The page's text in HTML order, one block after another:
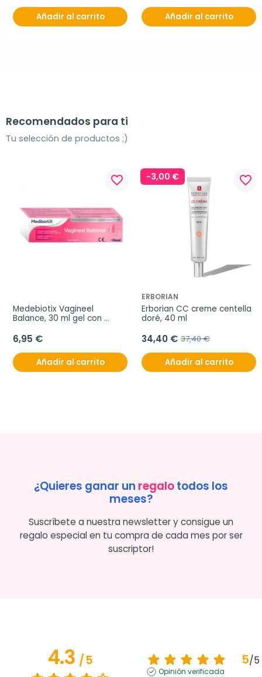
Añadir al carrito Añadir al carrito
Recomendados para ti
Tu selección de productos ;)
favorite_border
Medebiotix Vagineel
Balance, 30 ml gel con
6,95 €
Añadir al carrito
-3,00 € favorite_border
ERBORIAN
Erborian CC creme centella
doré, 40 ml
34,40 € 37,40 €
Añadir al carrito
¿Quieres ganar un regalotodos los
meses?
Suscríbete a nuestra newsletter y consigue un
regalo especial en tu compra de cada mes por ser
suscriptor!
4.3/5 5/5
Opinión verificada